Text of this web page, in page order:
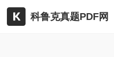
科鲁克真题PDF网